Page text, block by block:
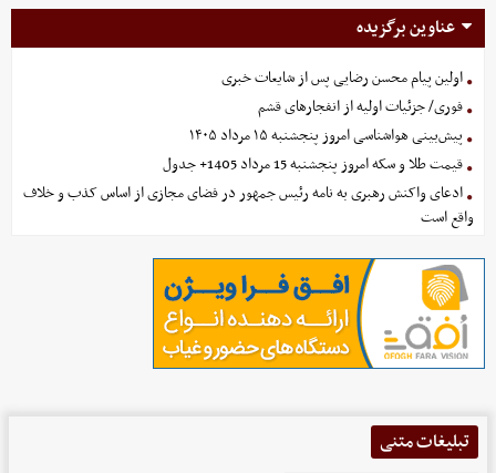
عناوین برگزیده
اولین پیام محسن رضایی پس از شایعات خبری
فوری/ جزئیات اولیه از انفجارهای قشم
پیش‌بینی هواشناسی امروز پنجشنبه ۱۵ مرداد ۱۴۰۵
قیمت طلا و سکه امروز پنجشنبه 15 مرداد 1405+ جدول
ادعای واکنش رهبری به نامه رئیس جمهور در فضای مجازی از اساس کذب و خلاف
واقع است
تبلیغات متنی